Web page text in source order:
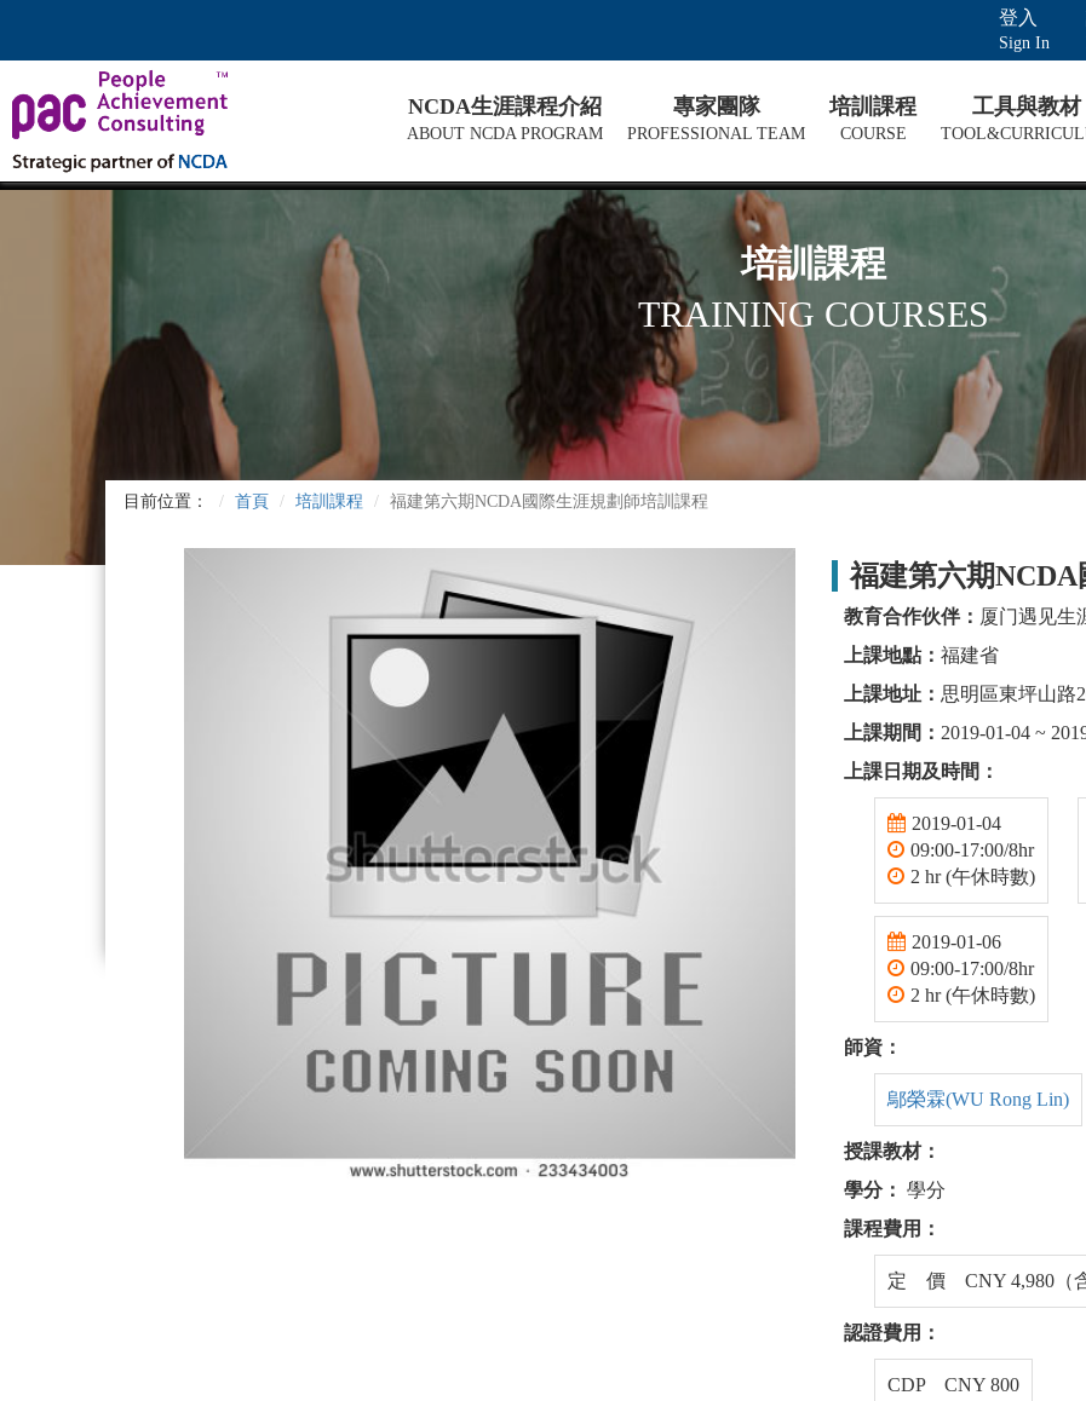
登入
Sign In
NCDA生涯課程介紹
ABOUT NCDA PROGRAM
專家團隊
PROFESSIONAL TEAM
培訓課程
COURSE
工具與教材
培訓課程
TRAINING COURSES
目前位置： 首頁 培訓課程 福建第六期NCDA國際生涯規劃師培訓課程
福建第六期
教育合作伙伴： 厦门遇见生
上課地點： 福建省
上課地址： 思明區東坪山路
上課期間： 2019-01-04 ~
上課日期及時間：
2019-01-04
09:00-17:00/8hr
2 hr (午休時數)
2019-01-06
09:00-17:00/8hr
2 hr (午休時數)
師資：
鄔榮霖(WU Rong Lin)
授課教材：
學分： 學分
課程費用：
定 價 CNY 4,980（含
認證費用：
CDP CNY 800